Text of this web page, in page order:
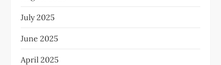
July 2025
June 2025
April 2025